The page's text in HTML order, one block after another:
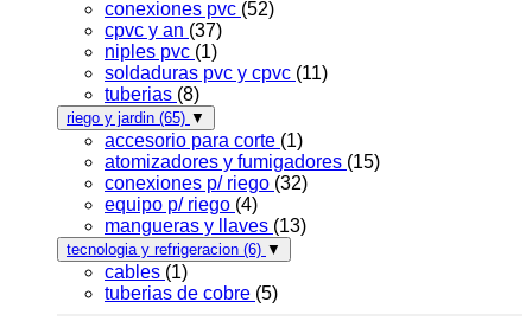
conexiones pvc (52)
cpvc y an (37)
niples pvc (1)
soldaduras pvc y cpvc (11)
tuberias (8)
riego y jardin (65) ▼
accesorio para corte (1)
atomizadores y fumigadores (15)
conexiones p/ riego (32)
equipo p/ riego (4)
mangueras y llaves (13)
tecnologia y refrigeracion (6) ▼
cables (1)
tuberias de cobre (5)